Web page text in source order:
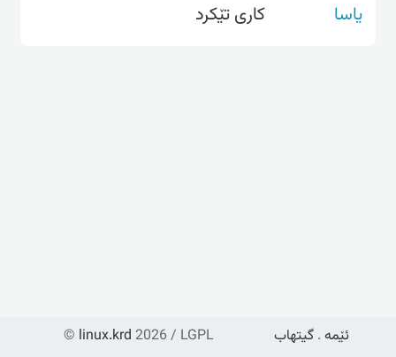
یاسا
کاری تێکرد
© linux.krd 2026 / LGPL ئێمە . گیتهاب